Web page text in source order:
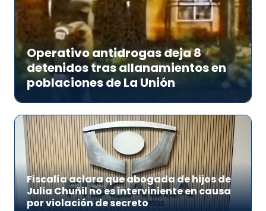
Operativo antidrogas deja 8
detenidos tras allanamientos en
poblaciones de La Unión
Fiscalía aclara que abogada de hijos de
Julia Chuñil no es interviniente en causa
por violación de secreto